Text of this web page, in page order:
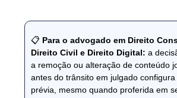
📋 Para o advogado em Direito
Direito Civil e Direito Digital: a
a remoção ou alteração de conteúdo
antes do trânsito em julgado configura
prévia, mesmo quando proferida em